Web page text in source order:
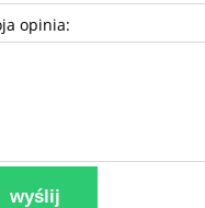
opinia:
wyślij